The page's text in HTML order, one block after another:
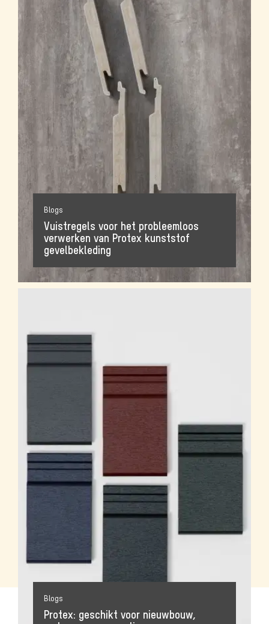
Blogs
Vuistregels voor het probleemloos
verwerken van Protex kunststof
gevelbekleding
Blogs
Protex: geschikt voor nieuwbouw,